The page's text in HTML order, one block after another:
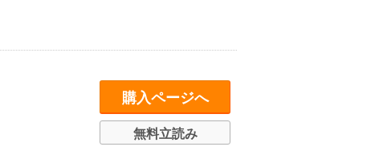
購入ページへ
無料立読み